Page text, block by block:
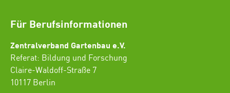
Für Berufsinformationen
Zentralverband Gartenbau e.V.
Referat: Bildung und Forschung
Claire-Waldoff-Straße 7
10117 Berlin